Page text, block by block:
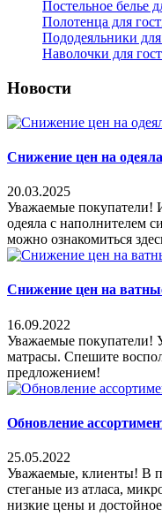
Постельное белье
Полотенца для
Пододеяльники
Наволочки для
Новости
Снижение цен на
20.03.2025
Уважаемые покупатели!
одеяла с наполнителем
можно ознакомиться
Снижение цен на
16.09.2022
Уважаемые покупатели!
матрасы. Спешите
предложением!
Обновление
25.05.2022
Уважаемые, клиенты! В
стеганые из атласа,
низкие цены и достойное